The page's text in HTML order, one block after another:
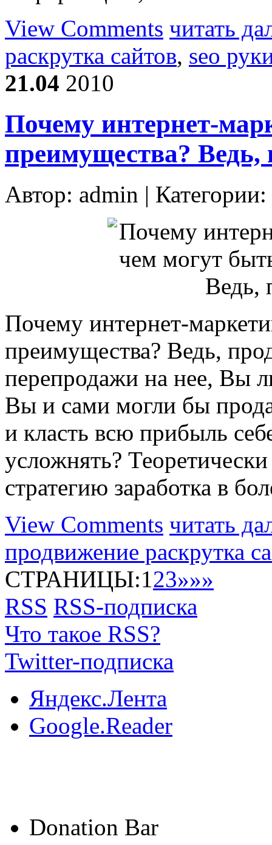
View Comments читать
раскрутка сайтов, seo
21.04 2010
Почему интернет-
преимущества?
Автор: admin | Категории:
Почему интернет-
преимущества? Ведь,
перепродажи на нее, Вы
Вы и сами могли бы
и класть всю прибыль
усложнять?
стратегию заработка в
View Comments читать
продвижение раскрутка
СТРАНИЦЫ:123»»»
RSS RSS-подписка
Что такое RSS?
Twitter-подписка
Яндекс.Лента
Google.Reader
Donation Bar